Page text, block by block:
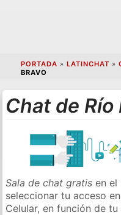
PORTADA » LATINCHAT »
BRAVO
Chat de Río
Sala de chat gratis en el
seleccionar tu acceso
Celular, en función de